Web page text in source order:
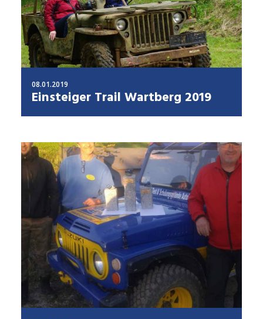
08.01.2019
Einsteiger Trail Wartberg 2019